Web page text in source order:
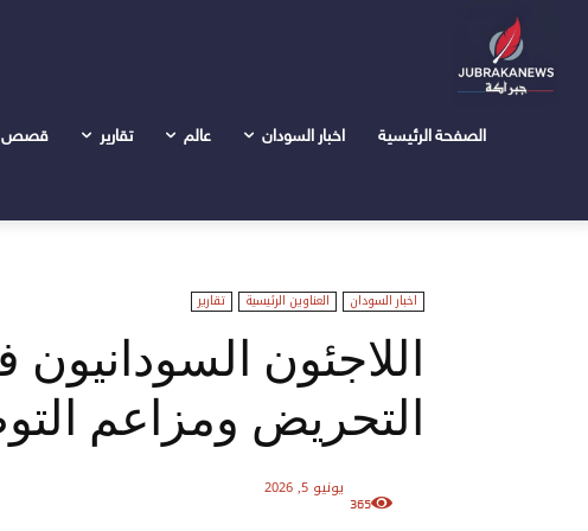
الصفحة الرئيسية اخبار السودان عالم تقارير قصص
اخبار السودان العناوين الرئيسية تقارير
اللاجئون
التحريض ومزاعم
يونيو 5, 2026
365